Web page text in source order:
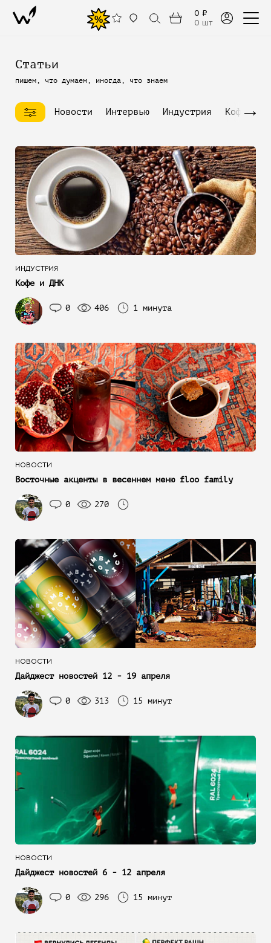
%
0 ₽
0 шт
Статьи
пишем, что думаем, иногда, что знаем
Новости Интервью Индустрия →
ИНДУСТРИЯ
Кофе и ДНК
0 406 1 минута
НОВОСТИ
Восточные акценты в весеннем меню floo family
0 270
НОВОСТИ
Дайджест новостей 12 - 19 апреля
0 313 15 минут
НОВОСТИ
Дайджест новостей 6 - 12 апреля
0 296 15 минут